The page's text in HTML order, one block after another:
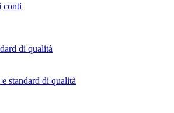
conti
di qualità
standard di qualità